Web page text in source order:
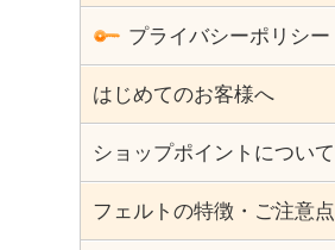
プライバシーポリシー
はじめてのお客様へ
ショップポイントについて
フェルトの特徴・ご注意点